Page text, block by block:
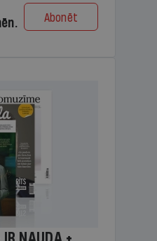
Abonēt